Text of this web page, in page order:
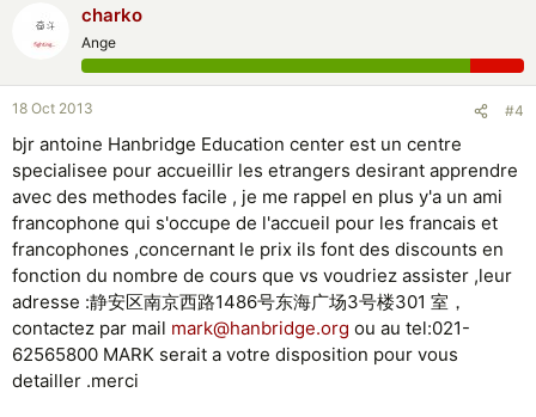
charko
Ange
18 Oct 2013 #4
bjr antoine Hanbridge Education center est un centre
specialisee pour accueillir les etrangers desirant apprendre
avec des methodes facile , je me rappel en plus y'a un ami
francophone qui s'occupe de l'accueil pour les francais et
francophones ,concernant le prix ils font des discounts en
fonction du nombre de cours que vs voudriez assister ,leur
adresse :静安区南京西路1486号东海广场3号楼301 室，
contactez par mail mark@hanbridge.org ou au tel:021-
62565800 MARK serait a votre disposition pour vous
detailler .merci